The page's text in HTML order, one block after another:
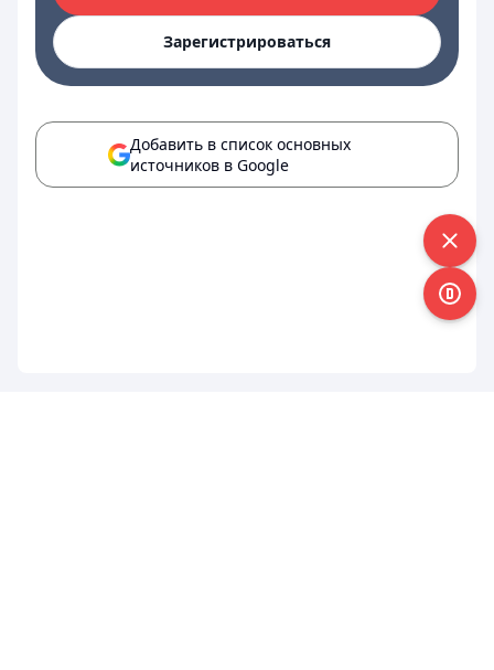
Зарегистрироваться
Добавить в список основных
источников в Google